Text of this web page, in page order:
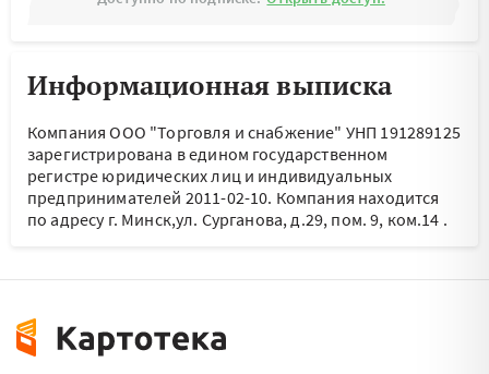
Информационная выписка
Компания ООО "Торговля и снабжение" УНП 191289125
зарегистрирована в едином государственном
регистре юридических лиц и индивидуальных
предпринимателей 2011-02-10. Компания находится
по адресу г. Минск,ул. Сурганова, д.29, пом. 9, ком.14 .